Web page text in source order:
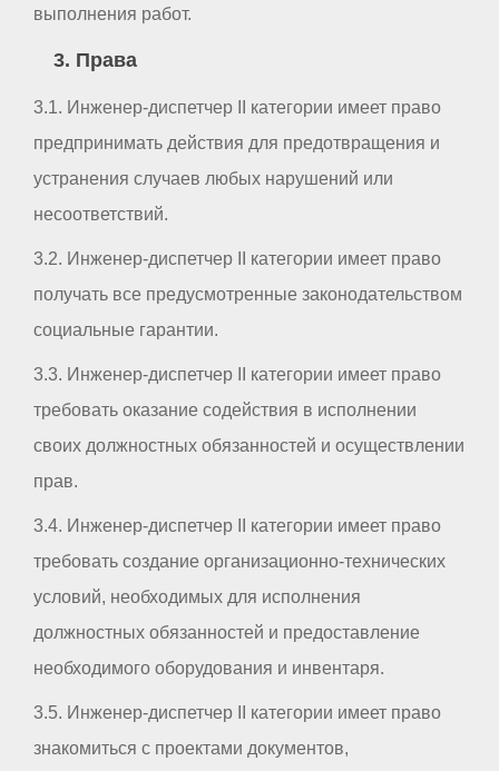
выполнения работ.
3. Права
3.1. Инженер-диспетчер II категории имеет право
предпринимать действия для предотвращения и
устранения случаев любых нарушений или
несоответствий.
3.2. Инженер-диспетчер II категории имеет право
получать все предусмотренные законодательством
социальные гарантии.
3.3. Инженер-диспетчер II категории имеет право
требовать оказание содействия в исполнении
своих должностных обязанностей и осуществлении
прав.
3.4. Инженер-диспетчер II категории имеет право
требовать создание организационно-технических
условий, необходимых для исполнения
должностных обязанностей и предоставление
необходимого оборудования и инвентаря.
3.5. Инженер-диспетчер II категории имеет право
знакомиться с проектами документов,